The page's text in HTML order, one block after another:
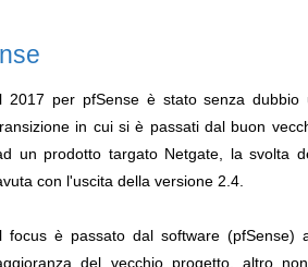
2017 per pfSense è stato senza dubbio
in cui si è passati dal buon
un prodotto targato Netgate, la svolta
con l'uscita della versione 2.4.
è passato dal software (pfSense)
del vecchio progetto, altro